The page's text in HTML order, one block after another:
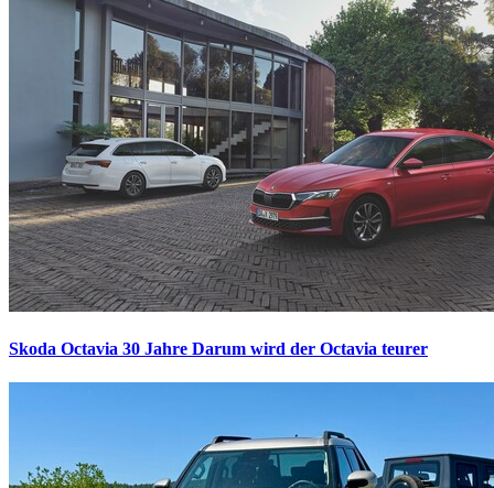
Skoda Octavia 30 Jahre Darum wird der Octavia teurer